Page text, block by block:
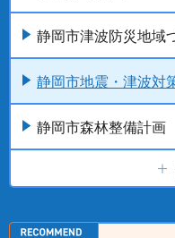
静岡市津波防災地域
静岡市地震・津波対
静岡市森林整備計画